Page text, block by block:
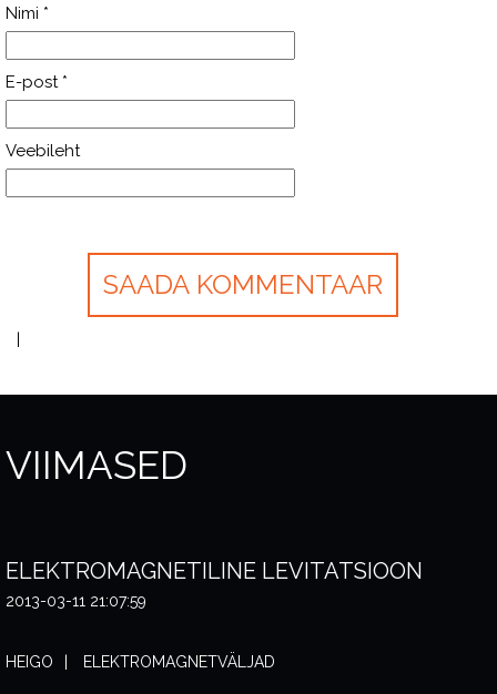
Nimi *
E-post *
Veebileht
VIIMASED
ELEKTROMAGNETILINE LEVITATSIOON
2013-03-11 21:07:59
HEIGO ELEKTROMAGNETVÄLJAD